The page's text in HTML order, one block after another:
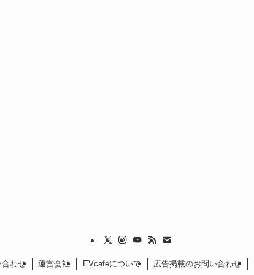
合わせ 運営会社 EVcafeについて 広告掲載のお問い合わせ